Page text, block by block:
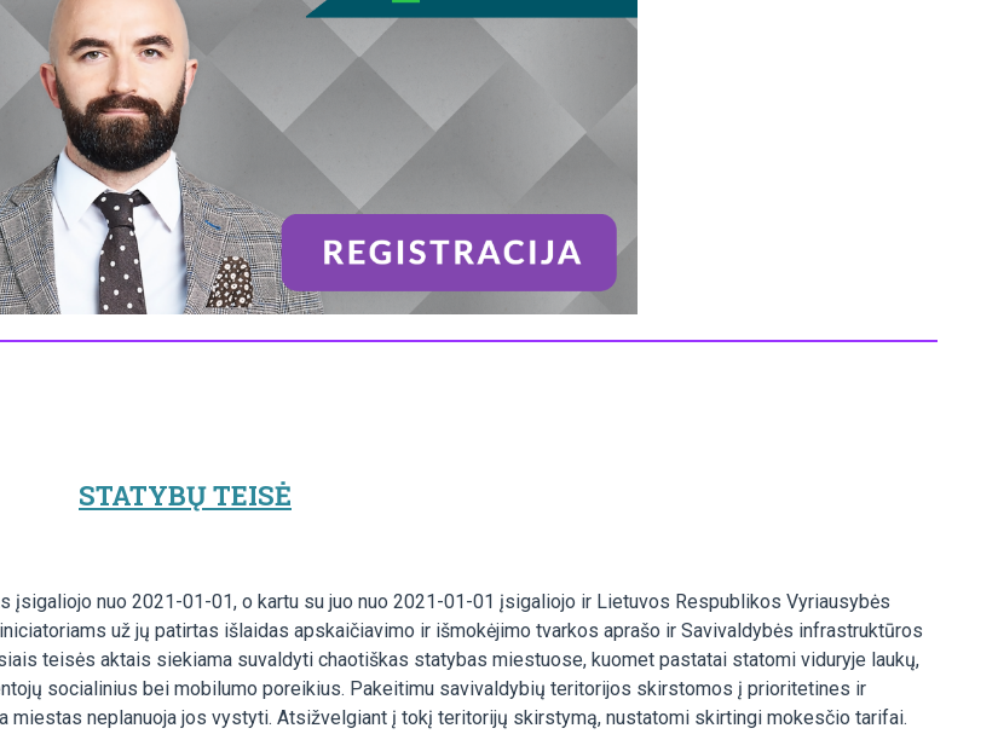
STATYBŲ TEISĖ
nuo 2021-01-01, o kartu su juo nuo 2021-01-01 įsigaliojo ir Lietuvos Respublikos Vyriausybės
už jų patirtas išlaidas apskaičiavimo ir išmokėjimo tvarkos aprašo ir Savivaldybės infrastruktūros
teisės aktais siekiama suvaldyti chaotiškas statybas miestuose, kuomet pastatai statomi viduryje laukų,
socialinius bei mobilumo poreikius. Pakeitimu savivaldybių teritorijos skirstomos į prioritetines ir
neplanuoja jos vystyti. Atsižvelgiant į tokį teritorijų skirstymą, nustatomi skirtingi mokesčio tarifai.